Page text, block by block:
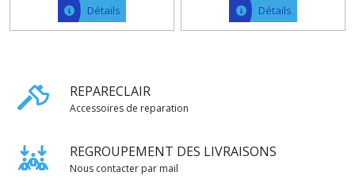
Détails Détails
REPARECLAIR
Accessoires de reparation
REGROUPEMENT DES LIVRAISONS
Nous contacter par mail